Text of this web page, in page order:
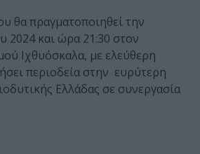
θα πραγματοποιηθεί την
2024 και ώρα 21:30 στον
Ιχθυόσκαλα, με ελεύθερη
περιοδεία στην ευρύτερη
Ελλάδας σε συνεργασία